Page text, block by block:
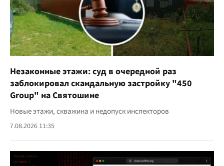
Незаконные этажи: суд в очередной раз
заблокировал скандальную застройку "450
Group" на Святошине
Новые этажи, скважина и недопуск инспекторов
7.08.2026 11:35